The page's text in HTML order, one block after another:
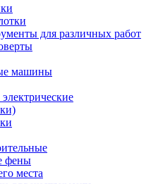
для различных работ
машины
фены
места